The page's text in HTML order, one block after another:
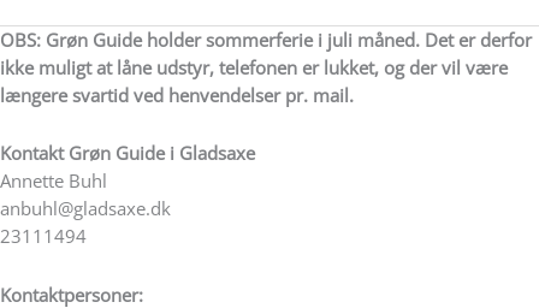
OBS: Grøn Guide holder sommerferie i juli måned. Det er derfor
ikke muligt at låne udstyr, telefonen er lukket, og der vil være
længere svartid ved henvendelser pr. mail.
Kontakt Grøn Guide i Gladsaxe
Annette Buhl
anbuhl@gladsaxe.dk
23111494
Kontaktpersoner: